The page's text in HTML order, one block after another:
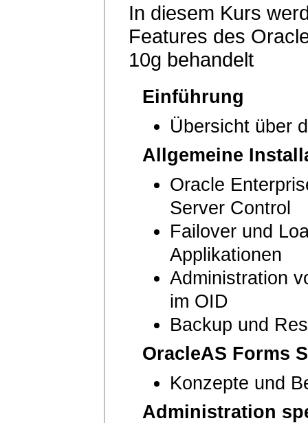
In diesem Kurs
Features des
10g behandelt
Einführung
Übersicht über
Allgemeine
Oracle
Server Control
Failover und
Applikationen
Administration
im OID
Backup und
OracleAS Forms
Konzepte und
Administration